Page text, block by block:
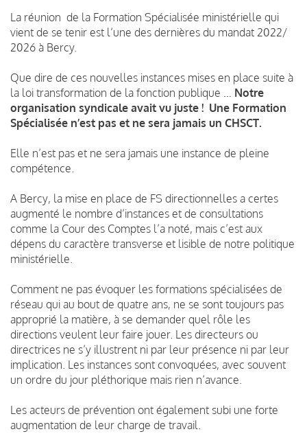
La réunion de la Formation Spécialisée ministérielle qui
vient de se tenir est l’une des dernières du mandat 2022/
2026 à Bercy.
Que dire de ces nouvelles instances mises en place suite à
la loi transformation de la fonction publique … Notre
organisation syndicale avait vu juste ! Une Formation
Spécialisée n’est pas et ne sera jamais un CHSCT.
Elle n’est pas et ne sera jamais une instance de pleine
compétence.
A Bercy, la mise en place de FS directionnelles a certes
augmenté le nombre d’instances et de consultations
comme la Cour des Comptes l’a noté, mais c’est aux
dépens du caractère transverse et lisible de notre politique
ministérielle.
Comment ne pas évoquer les formations spécialisées de
réseau qui au bout de quatre ans, ne se sont toujours pas
approprié la matière, à se demander quel rôle les
directions veulent leur faire jouer. Les directeurs ou
directrices ne s’y illustrent ni par leur présence ni par leur
implication. Les instances sont convoquées, avec souvent
un ordre du jour pléthorique mais rien n’avance.
Les acteurs de prévention ont également subi une forte
augmentation de leur charge de travail.